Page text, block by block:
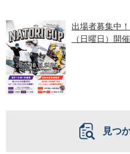
出場者募集中
（日曜日）開催
見つ